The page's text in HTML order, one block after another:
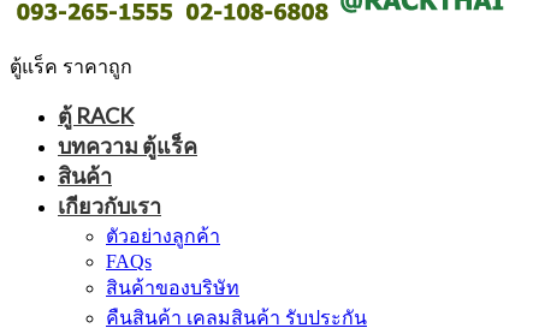
ตู้แร็ค ราคาถูก
ตู้ RACK
บทความ ตู้แร็ค
สินค้า
เกียวกับเรา
ตัวอย่างลูกค้า
FAQs
สินค้าของบริษัท
คืนสินค้า เคลมสินค้า รับประกัน